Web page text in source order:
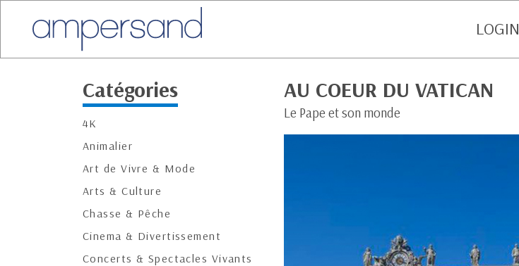
LOGIN
Catégories
4K
Animalier
Art de Vivre & Mode
Arts & Culture
Chasse & Pêche
Cinema & Divertissement
Concerts & Spectacles Vivants
AU COEUR DU VATICAN
Le Pape et son monde